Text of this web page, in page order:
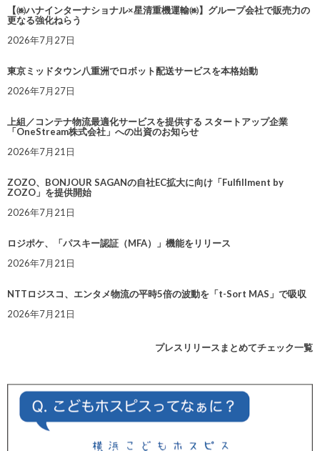
【㈱ハナインターナショナル×星清重機運輸㈱】グループ会社で販売力の
更なる強化ねらう
2026年7月27日
東京ミッドタウン八重洲でロボット配送サービスを本格始動
2026年7月27日
上組／コンテナ物流最適化サービスを提供する スタートアップ企業
「OneStream株式会社」への出資のお知らせ
2026年7月21日
ZOZO、BONJOUR SAGANの自社EC拡大に向け「Fulfillment by
ZOZO」を提供開始
2026年7月21日
ロジポケ、「パスキー認証（MFA）」機能をリリース
2026年7月21日
NTTロジスコ、エンタメ物流の平時5倍の波動を「t-Sort MAS」で吸収
2026年7月21日
プレスリリースまとめてチェック一覧